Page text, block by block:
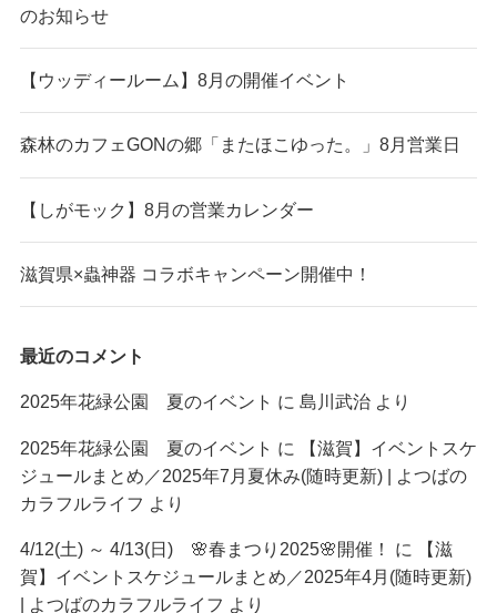
のお知らせ
【ウッディールーム】8月の開催イベント
森林のカフェGONの郷「またほこゆった。」8月営業日
【しがモック】8月の営業カレンダー
滋賀県×蟲神器 コラボキャンペーン開催中！
最近のコメント
2025年花緑公園 夏のイベント に 島川武治より
2025年花緑公園 夏のイベント に
【滋賀】イベントスケ
ジュールまとめ／2025年7月夏休み(随時更新) | よつばの
カラフルライフ より
4/12(土) ～ 4/13(日) 🌸春まつり2025🌸開催！ に
【滋
賀】イベントスケジュールまとめ／2025年4月(随時更新)
| よつばのカラフルライフ より